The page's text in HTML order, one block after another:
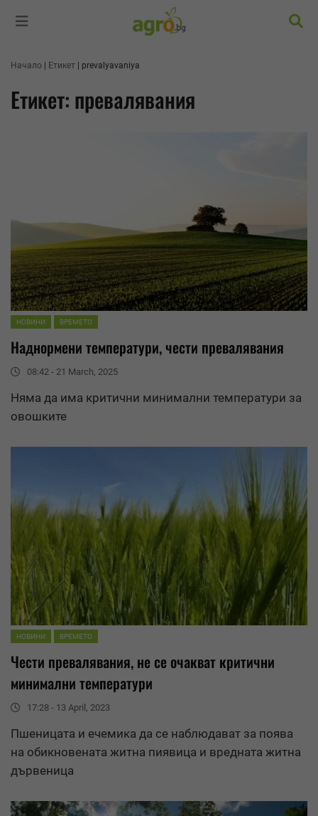
Начало Етикет prevalyavaniya
Етикет: превалявания
НОВИНИ ВРЕМЕТО
Наднормени температури, чести превалявания
08:42 - 21 March, 2025
Няма да има критични минимални температури за
овошките
НОВИНИ ВРЕМЕТО
Чести превалявания, не се очакват критични
минимални температури
17:28 - 13 April, 2023
Пшеницата и ечемика да се наблюдават за поява
на обикновената житна пиявица и вредната житна
дървеница